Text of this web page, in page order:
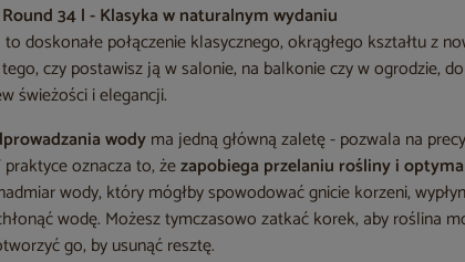
34 l - Klasyka w naturalnym wydaniu
to doskonałe połączenie klasycznego, okrągłego kształtu z
czy postawisz ją w salonie, na balkonie czy w ogrodzie,
świeżości i elegancji.
wodyma jedną główną zaletę - pozwala na
oznacza to, żezapobiega przelaniu rośliny i
wody, który mógłby spowodować gnicie korzeni,
wodę. Możesz tymczasowo zatkać korek, aby roślina
go, by usunąć resztę.